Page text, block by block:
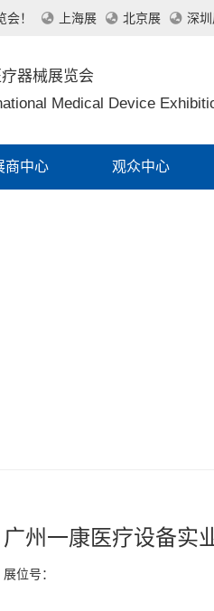
！ 上海展 北京展 深
器械展览会
Medical Device
商中心 观众中心
广州一康医疗设备实
展位号：